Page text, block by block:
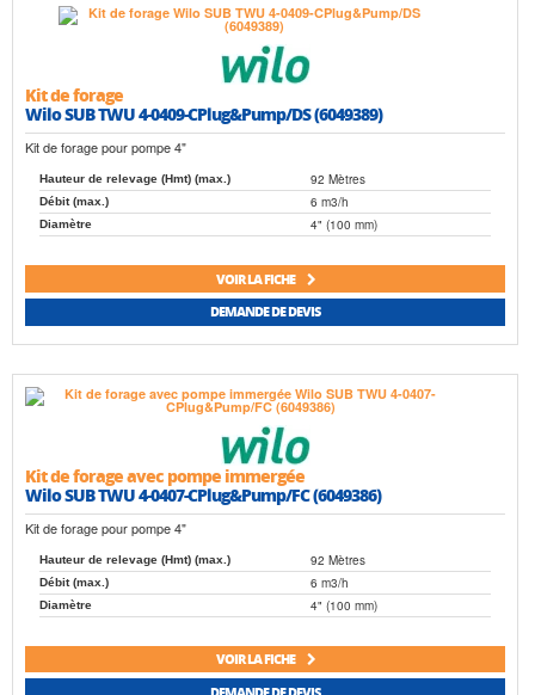
Kit de forage
Wilo SUB TWU 4-0409-CPlug&Pump/DS (6049389)
Kit de forage pour pompe 4"
Hauteur de relevage (Hmt) (max.) 92 Mètres
Débit (max.) 6 m3/h
Diamètre 4" (100 mm)
VOIR LA FICHE
DEMANDE DE DEVIS
Kit de forage avec pompe immergée
Wilo SUB TWU 4-0407-CPlug&Pump/FC (6049386)
Kit de forage pour pompe 4"
Hauteur de relevage (Hmt) (max.) 92 Mètres
Débit (max.) 6 m3/h
Diamètre 4" (100 mm)
VOIR LA FICHE